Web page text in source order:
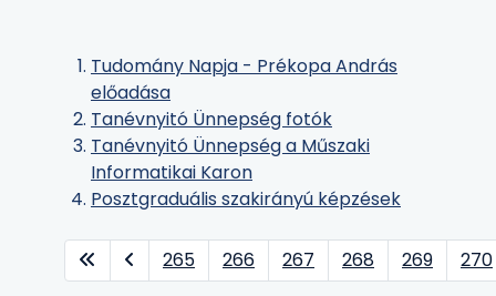
Tudomány Napja - Prékopa András
előadása
Tanévnyitó Ünnepség fotók
Tanévnyitó Ünnepség a Műszaki
Informatikai Karon
Posztgraduális szakirányú képzések
265 266 267 268 269 270